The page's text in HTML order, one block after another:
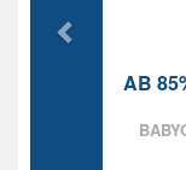
AB